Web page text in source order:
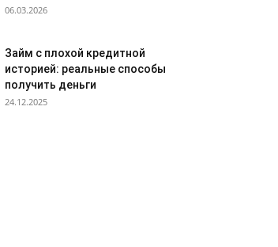
06.03.2026
Займ с плохой кредитной
историей: реальные способы
получить деньги
24.12.2025